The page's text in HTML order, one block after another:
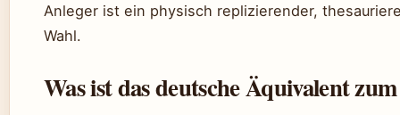
Anleger ist ein physisch replizierender,
Wahl.
Was ist das deutsche Äquivalent